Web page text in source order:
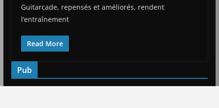
Guitarcade, repensés et améliorés, rendent
l’entraînement
Read More
Pub